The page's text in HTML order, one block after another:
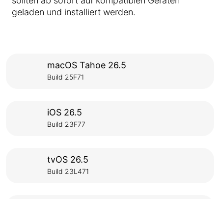
geladen und installiert werden.
macOS Tahoe 26.5
Build 25F71
iOS 26.5
Build 23F77
tvOS 26.5
Build 23L471